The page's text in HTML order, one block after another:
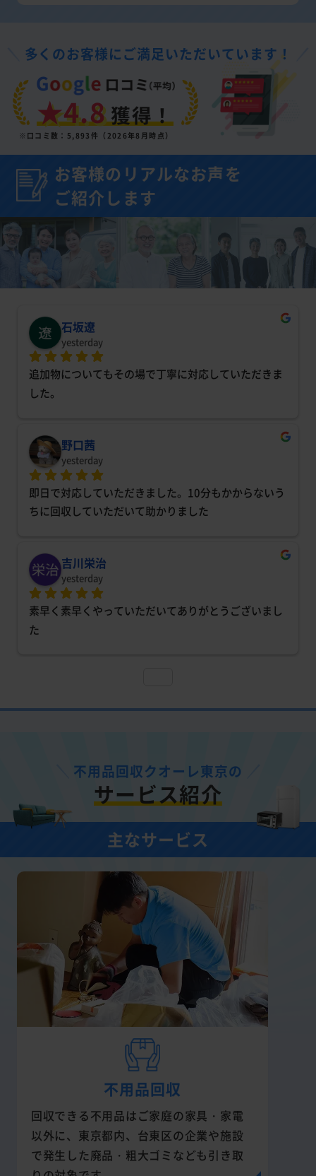
多くのお客様にご満足いただいています！
★4.8獲得！
※口コミ数：5,893件（2026年8月時点）
お客様のリアルなお声を
ご紹介します
石坂遼
yesterday
追加物についてもその場で丁寧に対応していただきま
した。
野口茜
yesterday
即日で対応していただきました。10分もかからないう
ちに回収していただいて助かりました
吉川栄治
yesterday
素早く素早くやっていただいてありがとうございまし
た
不用品回収クオーレ東京の
サービス紹介
主なサービス
不用品回収
回収できる不用品はご家庭の家具・家電
以外に、東京都内、台東区の企業や施設
で発生した廃品・粗大ゴミなども引き取